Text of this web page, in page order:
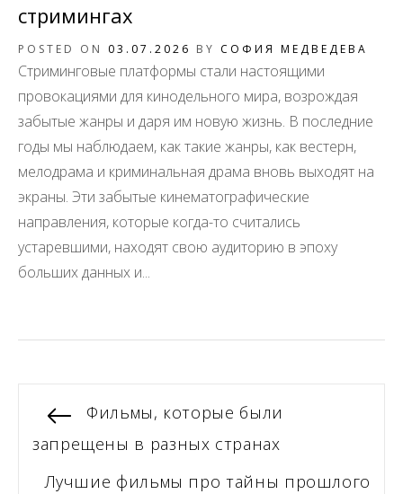
стримингах
POSTED ON 03.07.2026 BY СОФИЯ МЕДВЕДЕВА
Стриминговые платформы стали настоящими
провокациями для кинодельного мира, возрождая
забытые жанры и даря им новую жизнь. В последние
годы мы наблюдаем, как такие жанры, как вестерн,
мелодрама и криминальная драма вновь выходят на
экраны. Эти забытые кинематографические
направления, которые когда-то считались
устаревшими, находят свою аудиторию в эпоху
больших данных и...
Навигация
по
Previous
post:
Фильмы, которые были
запрещены в разных странах
Next
Лучшие фильмы про тайны прошлого